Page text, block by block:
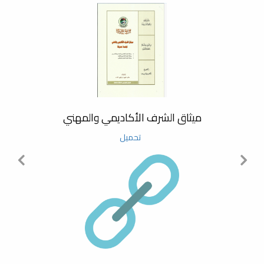
#لجنة_التسليم_والاستلام
#شهائد_تخرج
معرض_التعريف_بكليات_جامعة_مصراتة
#اعتماد_نتيجة_كلية_البيئةوالمواردالطبيعية
#اجتماع_مجلس_الكلية
#مبادرة_زرع_مليار_شجرة
#مبادرة_زرع_مليار_شجرة
ميثاق الشرف الأكاديمي والمهني
تحميل